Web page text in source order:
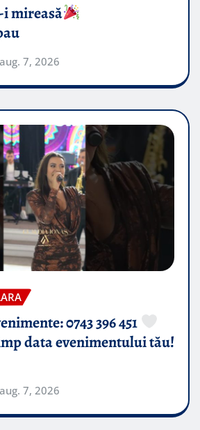
mireasă​
aug. 7, 2026
0743 396 451
data evenimentului tău!
aug. 7, 2026